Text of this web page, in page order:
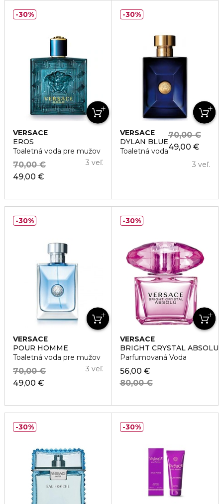
VERSACE
EROS
Toaletná voda pre mužov
49,00 €
70,00 € 3 veľ.
30%
VERSACE
DYLAN BLUE
Toaletná voda49,00 €
70,00 €
3 veľ.
30%
VERSACE
POUR HOMME
Toaletná voda pre mužov
49,00 €
70,00 € 3 veľ.
30%
VERSACE
BRIGHT CRYSTAL ABSOLU
Parfumovaná Voda
56,00 €
80,00 €
30%
30% 30%